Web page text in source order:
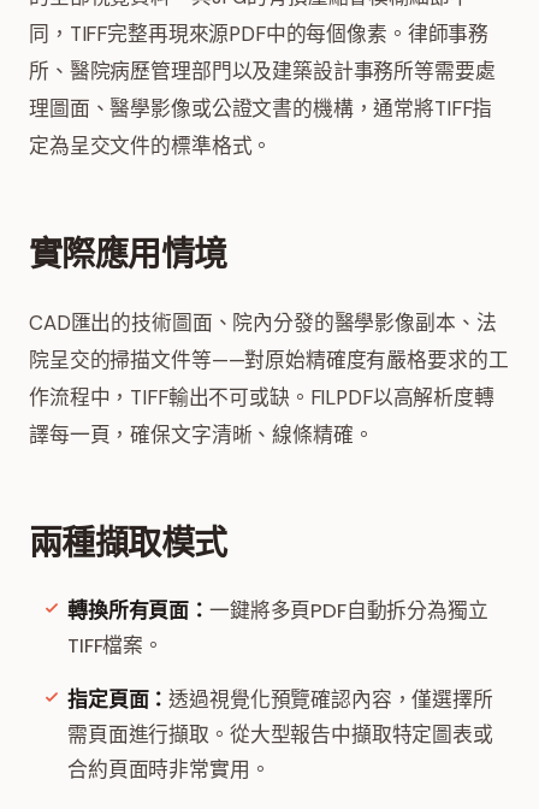
同，TIFF完整再現來源PDF中的每個像素。律師事務
所、醫院病歷管理部門以及建築設計事務所等需要處
理圖面、醫學影像或公證文書的機構，通常將TIFF指
定為呈交文件的標準格式。
實際應用情境
CAD匯出的技術圖面、院內分發的醫學影像副本、法
院呈交的掃描文件等——對原始精確度有嚴格要求的工
作流程中，TIFF輸出不可或缺。FILPDF以高解析度轉
譯每一頁，確保文字清晰、線條精確。
兩種擷取模式
轉換所有頁面： 一鍵將多頁PDF自動拆分為獨立
TIFF檔案。
指定頁面：透過視覺化預覽確認內容，僅選擇所
需頁面進行擷取。從大型報告中擷取特定圖表或
合約頁面時非常實用。